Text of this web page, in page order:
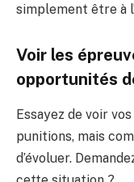
simplement être à
Voir les
opportunités
Essayez de voir
punitions, mais
d’évoluer.